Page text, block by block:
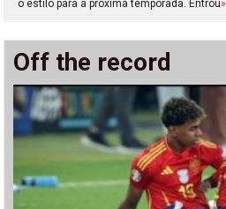
o estilo para a próxima temporada. Entrou»
Off the record